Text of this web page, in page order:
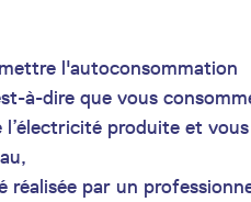
l'autoconsommation
à-dire que vous
produite et vous
réalisée par un